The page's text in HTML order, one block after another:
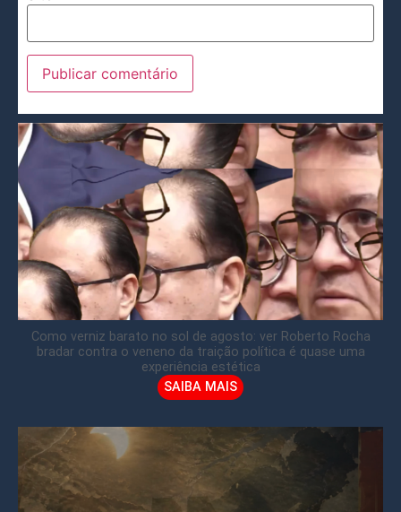
Como verniz barato no sol de agosto: ver Roberto Rocha
bradar contra o veneno da traição política é quase uma
experiência estética
SAIBA MAIS